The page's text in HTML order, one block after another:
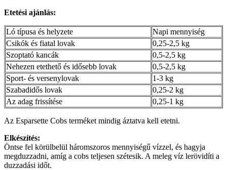
Etetési ajánlás:
Ló típusa és helyzete
Napi mennyiség
Csikók és fiatal lovak
0,25-2,5 kg
Szoptató kancák
0,5-2,5 kg
Nehezen etethető és idősebb lovak
0,5-2,5 kg
Sport- és versenylovak
1-3 kg
Szabadidős lovak
0,25-2 kg
Az adag frissítése
0,25-1 kg
Az Esparsette Cobs terméket mindig áztatva kell etetni.
Elkészítés:
Öntse fel körülbelül háromszoros mennyiségű vízzel, és hagyja
megduzzadni, amíg a cobs teljesen szétesik. A meleg víz lerövidíti a
duzzadási időt.